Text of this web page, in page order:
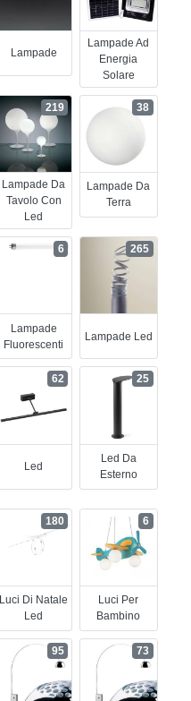
Lampade
Lampade Ad
Energia
Solare
Lampade Da
Tavolo Con
Led
219
Lampade Da
Terra
38
Lampade
Fluorescenti
6
Lampade Led
265
Led
62
Led Da
Esterno
25
Luci Di Natale
Led
180
Luci Per
Bambino
6
95 73